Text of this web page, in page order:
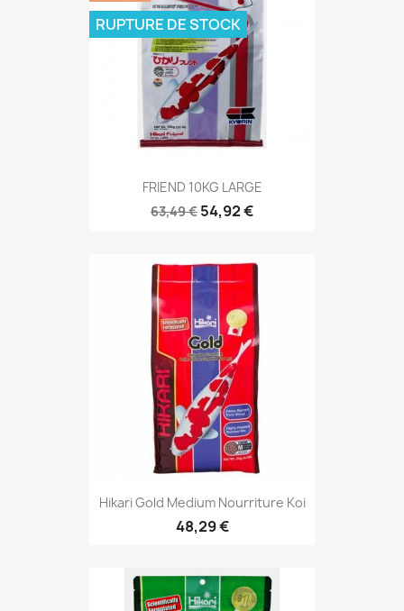
FRIEND 10KG LARGE
63,49 € 54,92 €
RUPTURE DE STOCK
Hikari Gold Medium Nourriture Koi
48,29 €